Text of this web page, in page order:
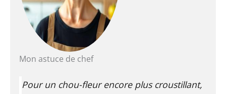
Mon astuce de chef
Pour un chou-fleur encore plus croustillant,